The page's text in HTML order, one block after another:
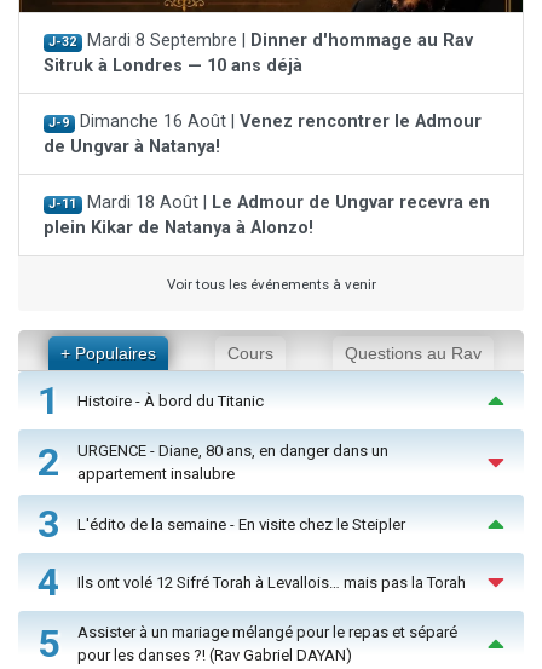
J-32 Mardi 8 Septembre | Dinner d'hommage au Rav
Sitruk à Londres — 10 ans déjà
J-9 Dimanche 16 Août | Venez rencontrer le Admour
de Ungvar à Natanya!
J-11 Mardi 18 Août | Le Admour de Ungvar recevra en
plein Kikar de Natanya à Alonzo!
Voir tous les événements à venir
+ Populaires Cours Questions au Rav
1 Histoire - À bord du Titanic
2
URGENCE - Diane, 80 ans, en danger dans un
appartement insalubre
3 L'édito de la semaine - En visite chez le Steipler
4 Ils ont volé 12 Sifré Torah à Levallois… mais pas la Torah
5
Assister à un mariage mélangé pour le repas et séparé
pour les danses ?! (Rav Gabriel DAYAN)